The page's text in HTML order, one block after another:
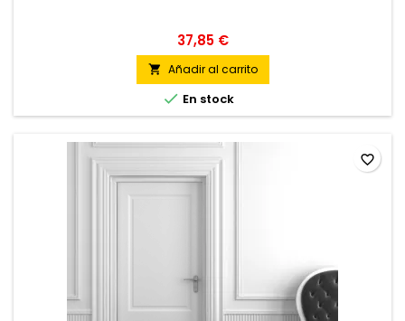
37,85 €
 Añadir al carrito
 En stock
favorite_border